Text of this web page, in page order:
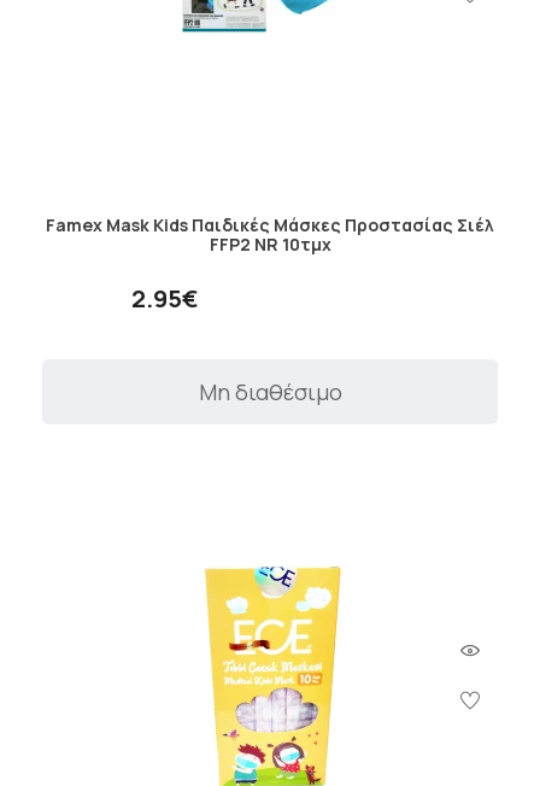
Famex Mask Kids Παιδικές Μάσκες Προστασίας Σιέλ
FFP2 NR 10τμχ
2.95€
Μη διαθέσιμο